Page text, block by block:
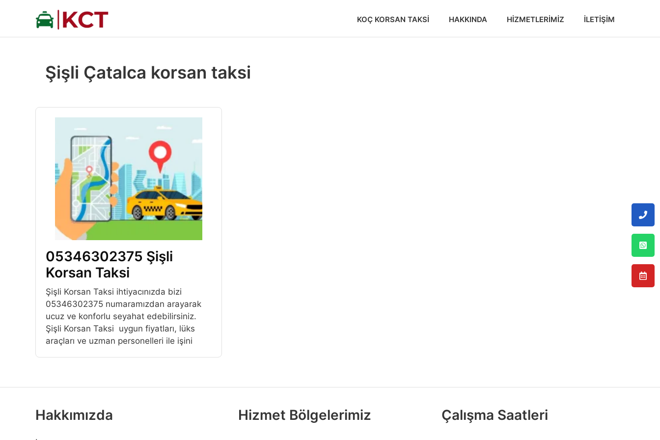
KOÇ KORSAN TAKSI HAKKINDA HIZMETLERIMIZ İLETIŞIM
Şişli Çatalca korsan taksi
05346302375 Şişli
Korsan Taksi
Şişli Korsan Taksi ihtiyacınızda bizi
05346302375 numaramızdan arayarak
ucuz ve konforlu seyahat edebilirsiniz.
Şişli Korsan Taksi uygun fiyatları, lüks
araçları ve uzman personelleri ile işini
Hakkımızda Hizmet Bölgelerimiz Çalışma Saatleri